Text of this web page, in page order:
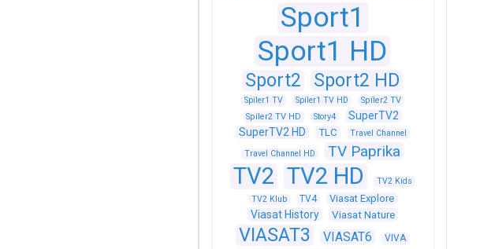
Sport1
Sport1 HD
Sport2 Sport2 HD
Spíler1 TV Spíler1 TV HD
Spíler2 TV
Spíler2 TV HD
Story4
SuperTV2
SuperTV2 HD
TLC
Travel Channel
Travel Channel HD
TV Paprika
TV2 TV2 HD
TV2 Kids
TV2 Klub
TV4 Viasat Explore
Viasat History Viasat Nature
VIASAT3 VIASAT6 VIVA